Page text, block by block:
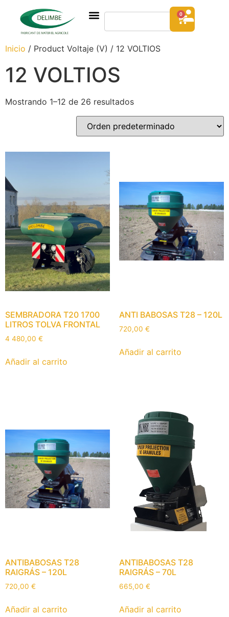
0
Inicio / Product Voltaje (V) / 12 VOLTIOS
12 VOLTIOS
Mostrando 1–12 de 26 resultados
SEMBRADORA T20 1700
LITROS TOLVA FRONTAL
4 480,00 €
Añadir al carrito
ANTI BABOSAS T28 – 120L
720,00 €
Añadir al carrito
ANTIBABOSAS T28
RAIGRÁS – 120L
720,00 €
Añadir al carrito
ANTIBABOSAS T28
RAIGRÁS – 70L
665,00 €
Añadir al carrito